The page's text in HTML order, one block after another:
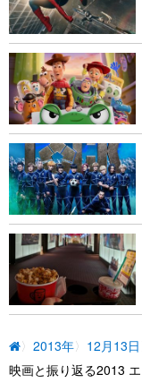
2013年 12月13日
映画と振り返る2013